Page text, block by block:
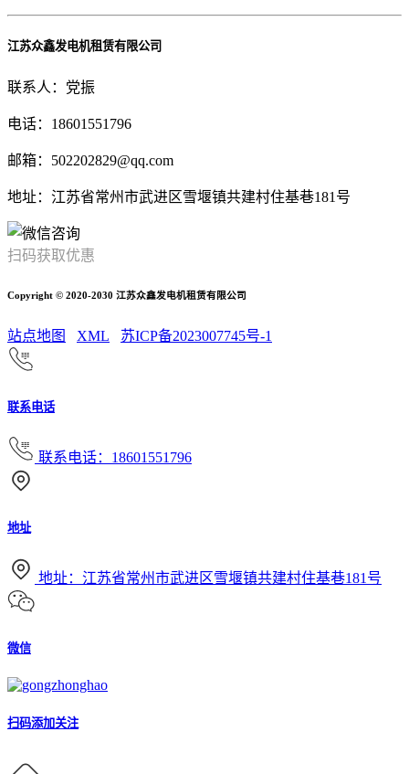
江苏众鑫发电机租赁有限公司
联系人：党振
电话：18601551796
邮箱：502202829@qq.com
地址：江苏省常州市武进区雪堰镇共建村住基巷181号
扫码获取优惠
Copyright © 2020-2030 江苏众鑫发电机租赁有限公司
站点地图 XML 苏ICP备2023007745号-1
联系电话
联系电话：18601551796
地址
地址：江苏省常州市武进区雪堰镇共建村住基巷181号
微信
扫码添加关注